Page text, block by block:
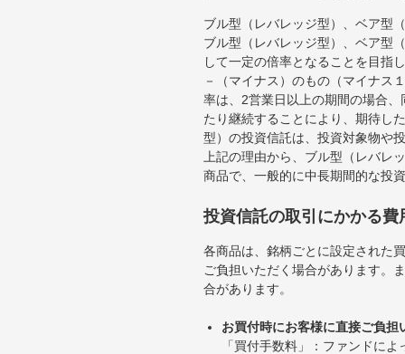
ブル型（レバレッジ型）、ベア型
ブル型（レバレッジ型）、ベア型
して一定の倍率となることを目指
－（マイナス）のもの（マイナス
率は、2営業日以上の期間の場合
たり継続することにより、期待し
型）の投資信託は、投資対象物や
上記の理由から、ブル型（レバレ
商品で、一般的に中長期間的な投
投資信託の取引にかかる費
各商品は、銘柄ごとに設定された
ご負担いただく場合があります。
合があります。
お買付時にお客様に直接ご負担
「買付手数料」：ファンドに